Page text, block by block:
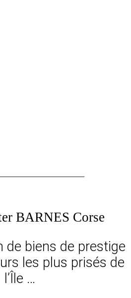
BARNES Corse
de biens de prestige
les plus prisés de
l’Île …